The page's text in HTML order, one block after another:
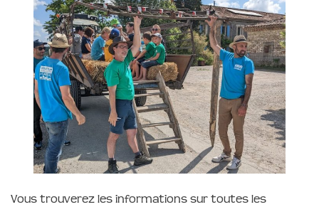
Vous trouverez les informations sur toutes les